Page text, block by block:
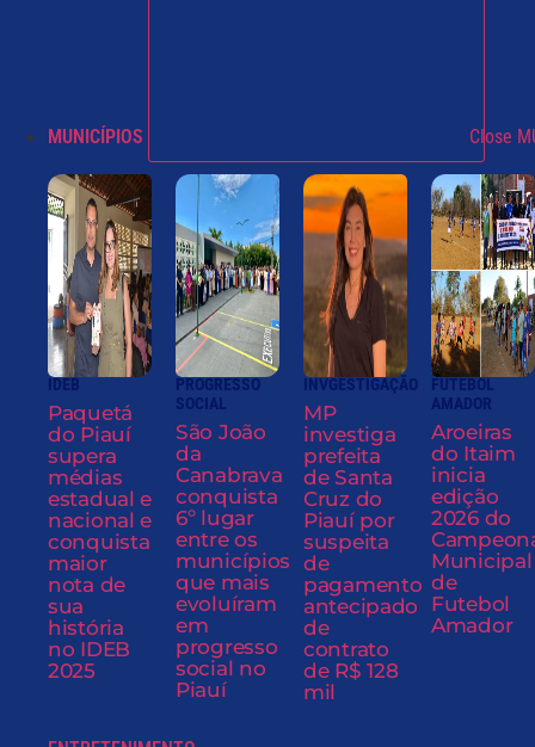
MUNICÍPIOS Close
IDEB
Paquetá
do Piauí
supera
médias
estadual e
nacional e
conquista
maior
nota de
sua
história
no IDEB
2025
PROGRESSO
SOCIAL
São João
da
Canabrava
conquista
6º lugar
entre os
municípios
que mais
evoluíram
em
progresso
social no
Piauí
INVGESTIGAÇÃO
MP
investiga
prefeita
de Santa
Cruz do
Piauí por
suspeita
de
pagamento
antecipado
de
contrato
de R$ 128
mil
FUTEBOL
AMADOR
Aroeiras
do Itaim
inicia
edição
2026 do
Municipal
de
Futebol
Amador